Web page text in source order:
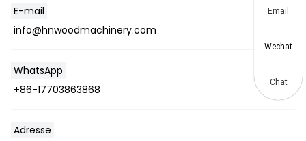
E-mail
info@hnwoodmachinery.com
WhatsApp
+86-17703863868
Adresse
Email
Wechat
Chat